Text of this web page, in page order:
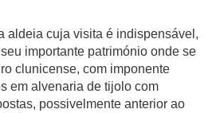
aldeia cuja visita é indispensável,
importante património onde se
clunicense, com imponente
em alvenaria de tijolo com
possivelmente anterior ao